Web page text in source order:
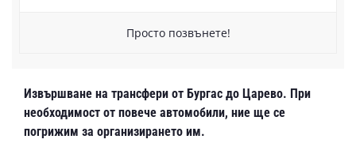
Просто позвънете!
Извършване на трансфери от Бургас до Царево. При
необходимост от повече автомобили, ние ще се
погрижим за организирането им.